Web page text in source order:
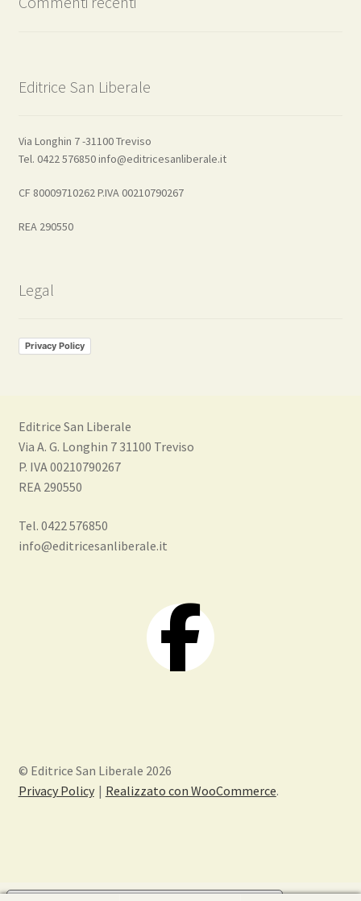
Editrice San Liberale
Via Longhin 7 -31100 Treviso
Tel. 0422 576850 info@editricesanliberale.it
CF 80009710262 P.IVA 00210790267
REA 290550
Legal
Privacy Policy
Editrice San Liberale
Via A. G. Longhin 7 31100 Treviso
P. IVA 00210790267
REA 290550
Tel. 0422 576850
info@editricesanliberale.it
© Editrice San Liberale 2026
Privacy Policy
Realizzato con WooCommerce.